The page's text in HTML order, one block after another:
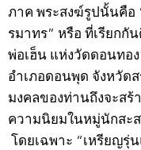
ภาค พระสงฆ์รูปนั้นคือ
รมาทร” หรือ ที่เรียกกั
พ่อเฮ็น แห่งวัดดอนทอ
อำเภอดอนพุด จังหวัด
มงคลของท่านถึงจะสร้
ความนิยมในหมู่นักสะ
โดยเฉพาะ “เหรียญรุ่